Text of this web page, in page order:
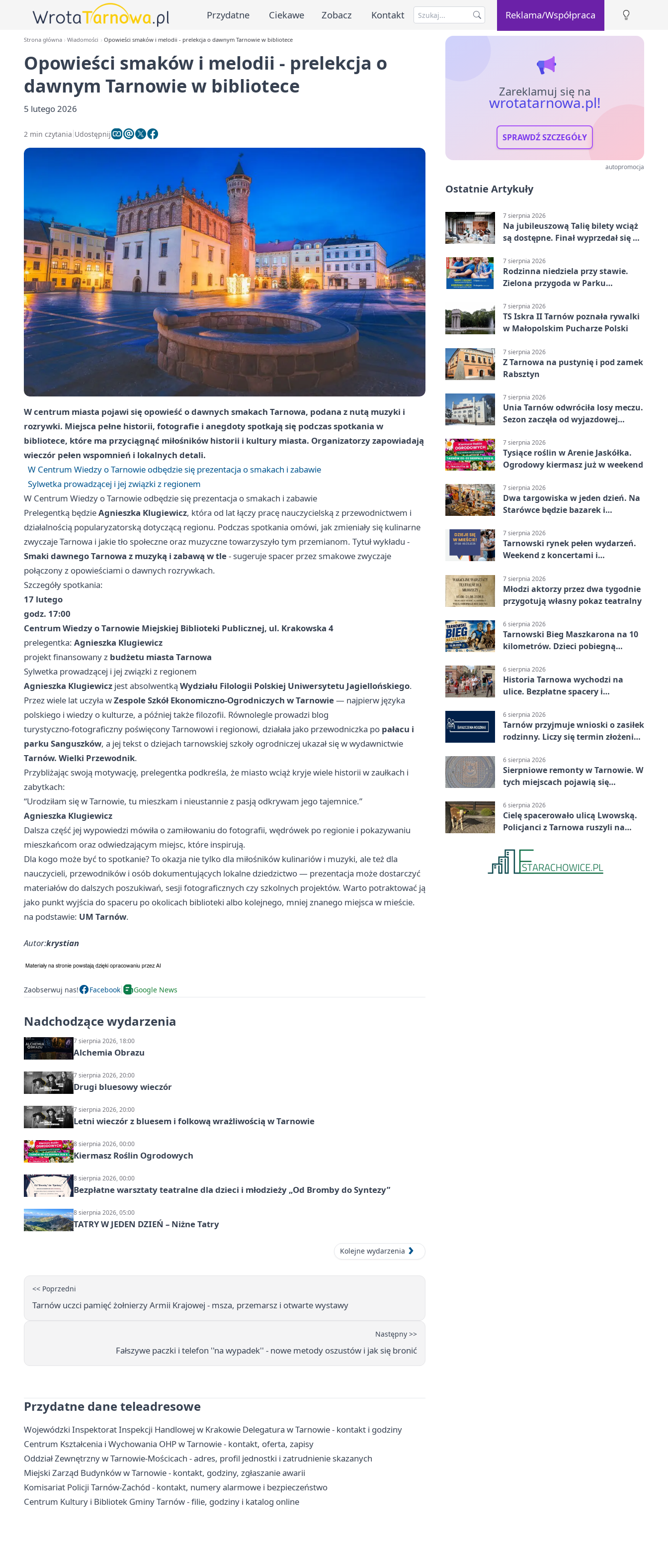
Przydatne Ciekawe Zobacz Kontakt Reklama/Współpraca
Strona główna Wiadomości Opowieści smaków i melodii - prelekcja o dawnym Tarnowie w bibliotece
Opowieści smaków i melodii - prelekcja o
dawnym Tarnowie w bibliotece
5 lutego 2026
2 min czytania Udostępnij
W centrum miasta pojawi się opowieść o dawnych smakach Tarnowa, podana z nutą muzyki i
rozrywki. Miejsca pełne historii, fotografie i anegdoty spotkają się podczas spotkania w
bibliotece, które ma przyciągnąć miłośników historii i kultury miasta. Organizatorzy zapowiadają
wieczór pełen wspomnień i lokalnych detali.
W Centrum Wiedzy o Tarnowie odbędzie się prezentacja o smakach i zabawie
Sylwetka prowadzącej i jej związki z regionem
W Centrum Wiedzy o Tarnowie odbędzie się prezentacja o smakach i zabawie
Prelegentką będzieAgnieszka Klugiewicz, która od lat łączy pracę nauczycielską z przewodnictwem i
działalnością popularyzatorską dotyczącą regionu. Podczas spotkania omówi, jak zmieniały się kulinarne
zwyczaje Tarnowa i jakie tło społeczne oraz muzyczne towarzyszyło tym przemianom. Tytuł wykładu -
Smaki dawnego Tarnowa z muzyką i zabawą w tle- sugeruje spacer przez smakowe zwyczaje
połączony z opowieściami o dawnych rozrywkach.
Szczegóły spotkania:
17 lutego
godz. 17:00
Centrum Wiedzy o Tarnowie Miejskiej Biblioteki Publicznej, ul. Krakowska 4
prelegentka: Agnieszka Klugiewicz
projekt finansowany z budżetu miasta Tarnowa
Sylwetka prowadzącej i jej związki z regionem
Agnieszka Klugiewicz jest absolwentką Wydziału Filologii Polskiej Uniwersytetu Jagiellońskiego.
Przez wiele lat uczyła wZespole Szkół Ekonomiczno-Ogrodniczych w Tarnowie— najpierw języka
polskiego i wiedzy o kulturze, a później także filozofii. Równolegle prowadzi blog
turystyczno‑fotograficzny poświęcony Tarnowowi i regionowi, działała jako przewodniczka po pałacu i
parku Sanguszków, a jej tekst o dziejach tarnowskiej szkoły ogrodniczej ukazał się w wydawnictwie
Tarnów. Wielki Przewodnik.
Przybliżając swoją motywację, prelegentka podkreśla, że miasto wciąż kryje wiele historii w zaułkach i
zabytkach:
“Urodziłam się w Tarnowie, tu mieszkam i nieustannie z pasją odkrywam jego tajemnice.”
Agnieszka Klugiewicz
Dalsza część jej wypowiedzi mówiła o zamiłowaniu do fotografii, wędrówek po regionie i pokazywaniu
mieszkańcom oraz odwiedzającym miejsc, które inspirują.
Dla kogo może być to spotkanie? To okazja nie tylko dla miłośników kulinariów i muzyki, ale też dla
nauczycieli, przewodników i osób dokumentujących lokalne dziedzictwo — prezentacja może dostarczyć
materiałów do dalszych poszukiwań, sesji fotograficznych czy szkolnych projektów. Warto potraktować ją
jako punkt wyjścia do spaceru po okolicach biblioteki albo kolejnego, mniej znanego miejsca w mieście.
na podstawie: UM Tarnów.
Autor:krystian
Zaobserwuj nas! Facebook Google News
Nadchodzące wydarzenia
7 sierpnia 2026, 18:00
Alchemia Obrazu
7 sierpnia 2026, 20:00
Drugi bluesowy wieczór
7 sierpnia 2026, 20:00
Letni wieczór z bluesem i folkową wrażliwością w Tarnowie
8 sierpnia 2026, 00:00
Kiermasz Roślin Ogrodowych
8 sierpnia 2026, 00:00
Bezpłatne warsztaty teatralne dla dzieci i młodzieży „Od Bromby do Syntezy”
8 sierpnia 2026, 05:00
TATRY W JEDEN DZIEŃ – Niżne Tatry
Kolejne wydarzenia
<< Poprzedni
Tarnów uczci pamięć żołnierzy Armii Krajowej - msza, przemarsz i otwarte wystawy
Następny >>
Fałszywe paczki i telefon ''na wypadek'' - nowe metody oszustów i jak się bronić
Przydatne dane teleadresowe
Wojewódzki Inspektorat Inspekcji Handlowej w Krakowie Delegatura w Tarnowie - kontakt i godziny
Centrum Kształcenia i Wychowania OHP w Tarnowie - kontakt, oferta, zapisy
Oddział Zewnętrzny w Tarnowie-Mościcach - adres, profil jednostki i zatrudnienie skazanych
Miejski Zarząd Budynków w Tarnowie - kontakt, godziny, zgłaszanie awarii
Komisariat Policji Tarnów-Zachód - kontakt, numery alarmowe i bezpieczeństwo
Centrum Kultury i Bibliotek Gminy Tarnów - filie, godziny i katalog online
Zareklamuj się na
wrotatarnowa.pl!
SPRAWDŹ SZCZEGÓŁY
autopromocja
Ostatnie Artykuły
7 sierpnia 2026
Na jubileuszową Talię bilety wciąż
są dostępne. Finał wyprzedał się w
7 sierpnia 2026
Rodzinna niedziela przy stawie.
Zielona przygoda w Parku
7 sierpnia 2026
TS Iskra II Tarnów poznała rywalki
w Małopolskim Pucharze Polski
7 sierpnia 2026
Z Tarnowa na pustynię i pod zamek
Rabsztyn
7 sierpnia 2026
Unia Tarnów odwróciła losy meczu.
Sezon zaczęła od wyjazdowej
7 sierpnia 2026
Tysiące roślin w Arenie Jaskółka.
Ogrodowy kiermasz już w weekend
7 sierpnia 2026
Dwa targowiska w jeden dzień. Na
Starówce będzie bazarek i
7 sierpnia 2026
Tarnowski rynek pełen wydarzeń.
Weekend z koncertami i
7 sierpnia 2026
Młodzi aktorzy przez dwa tygodnie
przygotują własny pokaz teatralny
6 sierpnia 2026
Tarnowski Bieg Maszkarona na 10
kilometrów. Dzieci pobiegną
6 sierpnia 2026
Historia Tarnowa wychodzi na
ulice. Bezpłatne spacery i
6 sierpnia 2026
Tarnów przyjmuje wnioski o zasiłek
rodzinny. Liczy się termin złożenia
6 sierpnia 2026
Sierpniowe remonty w Tarnowie. W
tych miejscach pojawią się
6 sierpnia 2026
Cielę spacerowało ulicą Lwowską.
Policjanci z Tarnowa ruszyli na